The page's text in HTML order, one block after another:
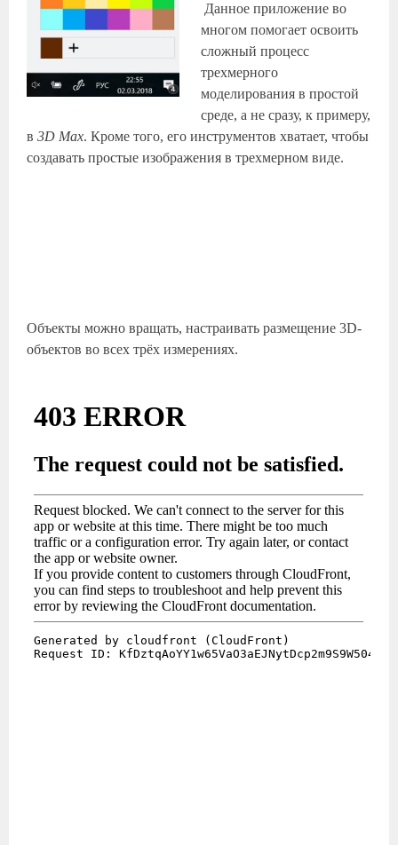
Данное приложение во
многом помогает освоить
сложный процесс
трехмерного
моделирования в простой
среде, а не сразу, к примеру,
в3D Max. Кроме того, его инструментов хватает, чтобы
создавать простые изображения в трехмерном виде.
Объекты можно вращать, настраивать размещение 3D-
объектов во всех трёх измерениях.